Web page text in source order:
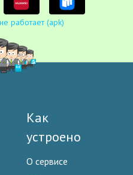
работает (apk)
Как
устроено
О сервисе